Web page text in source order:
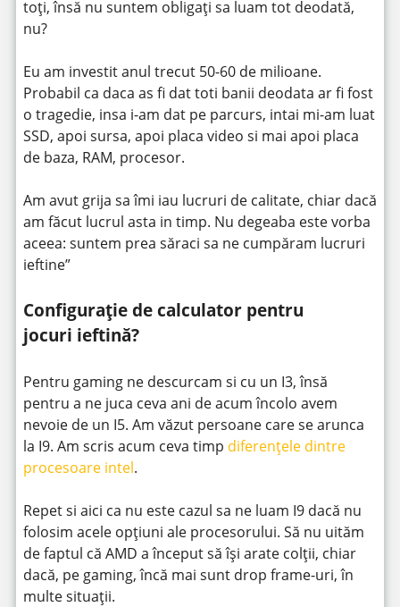
toți, însă nu suntem obligați sa luam tot deodată,
nu?
Eu am investit anul trecut 50-60 de milioane.
Probabil ca daca as fi dat toti banii deodata ar fi fost
o tragedie, insa i-am dat pe parcurs, intai mi-am luat
SSD, apoi sursa, apoi placa video si mai apoi placa
de baza, RAM, procesor.
Am avut grija sa îmi iau lucruri de calitate, chiar dacă
am făcut lucrul asta in timp. Nu degeaba este vorba
aceea: suntem prea săraci sa ne cumpăram lucruri
ieftine”
Configurație de calculator pentru
jocuri ieftină?
Pentru gaming ne descurcam si cu un I3, însă
pentru a ne juca ceva ani de acum încolo avem
nevoie de un I5. Am văzut persoane care se arunca
la I9. Am scris acum ceva timp diferențele dintre
procesoare intel.
Repet si aici ca nu este cazul sa ne luam I9 dacă nu
folosim acele opțiuni ale procesorului. Să nu uităm
de faptul că AMD a început să își arate colții, chiar
dacă, pe gaming, încă mai sunt drop frame-uri, în
multe situații.